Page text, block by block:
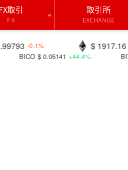
取引
F X
取引所
EXCHANGE
$ 1917.16 +0.2%
BITCOIN $ 0.02005
+44.4%